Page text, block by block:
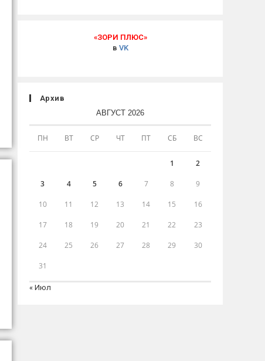
«ЗОРИ ПЛЮС»
в VK
Архив
АВГУСТ 2026
ПН ВТ СР ЧТ ПТ СБ ВС
1 2
3 4 5 6 7 8 9
10 11 12 13 14 15 16
17 18 19 20 21 22 23
24 25 26 27 28 29 30
31
« Июл